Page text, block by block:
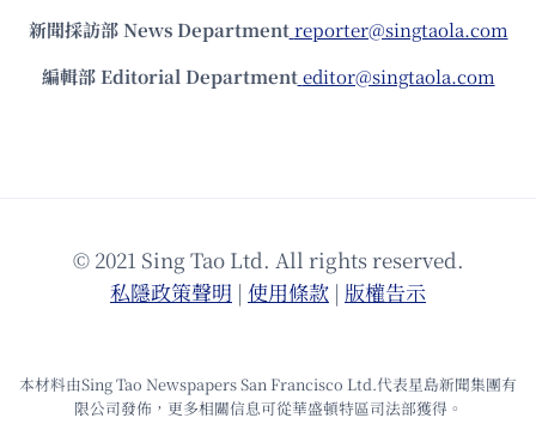
新聞採訪部 News Department reporter@singtaola.com
編輯部 Editorial Department editor@singtaola.com
© 2021 Sing Tao Ltd. All rights reserved.
私隱政策聲明 | 使⽤條款 | 版權告⽰
本材料由Sing Tao Newspapers San Francisco Ltd.代表星島新聞集團有
限公司發佈，更多相關信息可從華盛頓特區司法部獲得。